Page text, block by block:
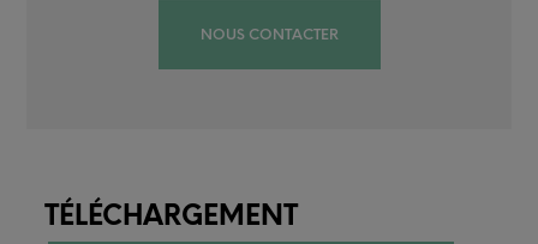
NOUS CONTACTER
TÉLÉCHARGEMENT